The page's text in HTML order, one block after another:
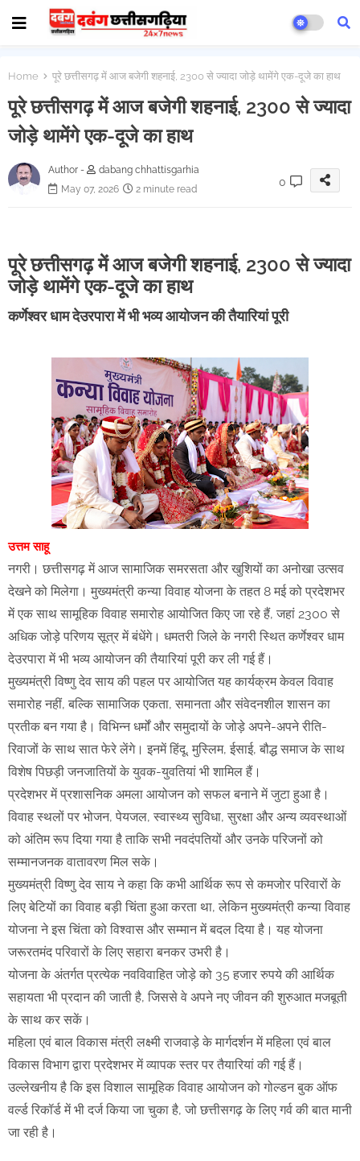
Home पूरे छत्तीसगढ़ में आज बजेगी शहनाई, 2300 से ज्यादा जोड़े थामेंगे एक-दूजे का हाथ
पूरे छत्तीसगढ़ में आज बजेगी शहनाई, 2300 से ज्यादा
जोड़े थामेंगे एक-दूजे का हाथ
Author -
dabang chhattisgarhia
May 07, 2026
2 minute read
0
पूरे छत्तीसगढ़ में आज बजेगी शहनाई, 2300 से ज्यादा
जोड़े थामेंगे एक-दूजे का हाथ
कर्णेश्वर धाम देउरपारा में भी भव्य आयोजन की तैयारियां पूरी
उत्तम साहू
नगरी। छत्तीसगढ़ में आज सामाजिक समरसता और खुशियों का अनोखा उत्सव
देखने को मिलेगा। मुख्यमंत्री कन्या विवाह योजना के तहत 8 मई को प्रदेशभर
में एक साथ सामूहिक विवाह समारोह आयोजित किए जा रहे हैं, जहां 2300 से
अधिक जोड़े परिणय सूत्र में बंधेंगे। धमतरी जिले के नगरी स्थित कर्णेश्वर धाम
देउरपारा में भी भव्य आयोजन की तैयारियां पूरी कर ली गई हैं।
मुख्यमंत्री विष्णु देव साय की पहल पर आयोजित यह कार्यक्रम केवल विवाह
समारोह नहीं, बल्कि सामाजिक एकता, समानता और संवेदनशील शासन का
प्रतीक बन गया है। विभिन्न धर्मों और समुदायों के जोड़े अपने-अपने रीति-
रिवाजों के साथ सात फेरे लेंगे। इनमें हिंदू, मुस्लिम, ईसाई, बौद्ध समाज के साथ
विशेष पिछड़ी जनजातियों के युवक-युवतियां भी शामिल हैं।
प्रदेशभर में प्रशासनिक अमला आयोजन को सफल बनाने में जुटा हुआ है।
विवाह स्थलों पर भोजन, पेयजल, स्वास्थ्य सुविधा, सुरक्षा और अन्य व्यवस्थाओं
को अंतिम रूप दिया गया है ताकि सभी नवदंपतियों और उनके परिजनों को
सम्मानजनक वातावरण मिल सके।
मुख्यमंत्री विष्णु देव साय ने कहा कि कभी आर्थिक रूप से कमजोर परिवारों के
लिए बेटियों का विवाह बड़ी चिंता हुआ करता था, लेकिन मुख्यमंत्री कन्या विवाह
योजना ने इस चिंता को विश्वास और सम्मान में बदल दिया है। यह योजना
जरूरतमंद परिवारों के लिए सहारा बनकर उभरी है।
योजना के अंतर्गत प्रत्येक नवविवाहित जोड़े को 35 हजार रुपये की आर्थिक
सहायता भी प्रदान की जाती है, जिससे वे अपने नए जीवन की शुरुआत मजबूती
के साथ कर सकें।
महिला एवं बाल विकास मंत्री लक्ष्मी राजवाड़े के मार्गदर्शन में महिला एवं बाल
विकास विभाग द्वारा प्रदेशभर में व्यापक स्तर पर तैयारियां की गई हैं।
उल्लेखनीय है कि इस विशाल सामूहिक विवाह आयोजन को गोल्डन बुक ऑफ
वर्ल्ड रिकॉर्ड में भी दर्ज किया जा चुका है, जो छत्तीसगढ़ के लिए गर्व की बात मानी
जा रही है।